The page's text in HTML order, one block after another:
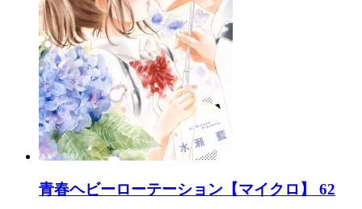
青春ヘビーローテーション【マイクロ】 62